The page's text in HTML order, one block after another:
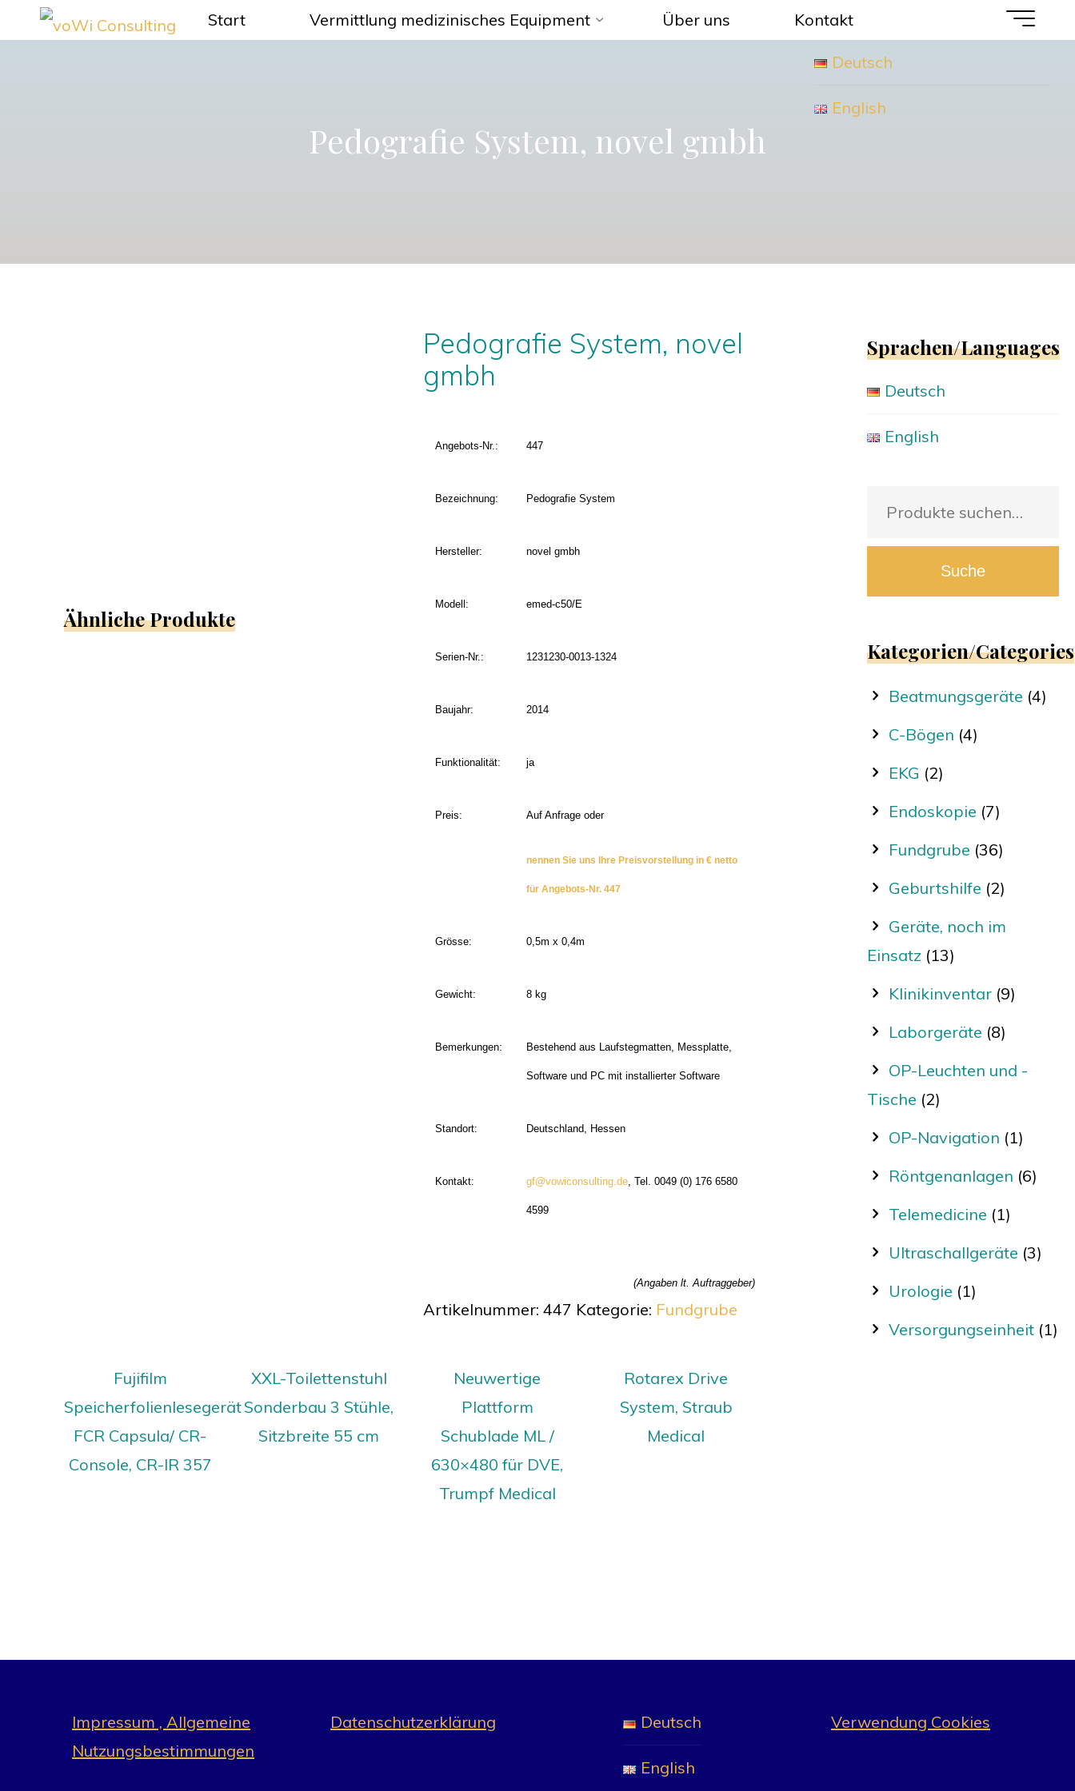
Inhalt
Start Vermittlung medizinisches Equipment Über uns Kontakt
Deutsch
English
Pedografie System, novel gmbh
Pedografie System, novel
gmbh
Angebots-Nr.: 447
Bezeichnung: Pedografie System
Hersteller: novel gmbh
Modell: emed-c50/E
Serien-Nr.: 1231230-0013-1324
Baujahr: 2014
Funktionalität: ja
Preis: Auf Anfrage oder
nennen Sie uns Ihre Preisvorstellung in € netto
für Angebots-Nr. 447
Grösse: 0,5m x 0,4m
Gewicht: 8 kg
Bemerkungen: Bestehend aus Laufstegmatten, Messplatte,
Software und PC mit installierter Software
Standort: Deutschland, Hessen
Kontakt: gf@vowiconsulting.de, Tel. 0049 (0) 176 6580
4599
(Angaben lt. Auftraggeber)
Artikelnummer:447 Kategorie: Fundgrube
Ähnliche Produkte
Fujifilm
Speicherfolienlesegerät
FCR Capsula/ CR-
Console, CR-IR 357
XXL-Toilettenstuhl
Sonderbau 3 Stühle,
Sitzbreite 55 cm
Neuwertige
Plattform
Schublade ML /
630×480 für DVE,
Trumpf Medical
Rotarex Drive
System, Straub
Medical
Sprachen/Languages
Deutsch
English
Suche
Kategorien/Categories
Beatmungsgeräte (4)
C-Bögen (4)
EKG (2)
Endoskopie (7)
Fundgrube (36)
Geburtshilfe (2)
Geräte, noch im
Einsatz (13)
Klinikinventar (9)
Laborgeräte (8)
OP-Leuchten und -
Tische (2)
OP-Navigation (1)
Röntgenanlagen (6)
Telemedicine (1)
Ultraschallgeräte (3)
Urologie (1)
Versorgungseinheit (1)
Impressum , Allgemeine
Nutzungsbestimmungen
Datenschutzerklärung Deutsch
English
Verwendung Cookies